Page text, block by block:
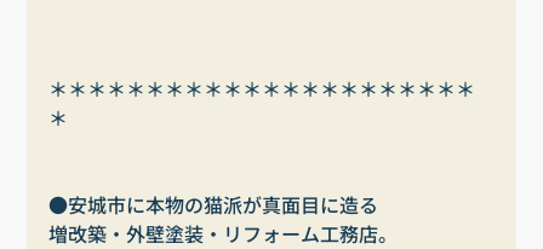
＊＊＊＊＊＊＊＊＊＊＊＊＊＊＊＊＊＊＊＊＊＊
＊
●安城市に本物の猫派が真面目に造る
増改築・外壁塗装・リフォーム工務店。